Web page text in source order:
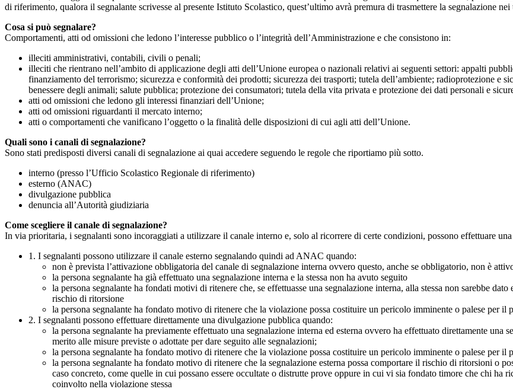
di riferimento, qualora il segnalante scrivesse al presente Istituto Scolastico, quest’ultimo avrà premura di trasmettere la segnalazione
Cosa si può segnalare?
Comportamenti, atti od omissioni che ledono l’interesse pubblico o l’integrità dell’Amministrazione e che consistono in:
illeciti amministrativi, contabili, civili o penali;
illeciti che rientrano nell’ambito di applicazione degli atti dell’Unione europea o nazionali relativi ai seguenti settori: appalti
finanziamento del terrorismo; sicurezza e conformità dei prodotti; sicurezza dei trasporti; tutela dell’ambiente; radioprotezione e
benessere degli animali; salute pubblica; protezione dei consumatori; tutela della vita privata e protezione dei dati personali e
atti od omissioni che ledono gli interessi finanziari dell’Unione;
atti od omissioni riguardanti il mercato interno;
atti o comportamenti che vanificano l’oggetto o la finalità delle disposizioni di cui agli atti dell’Unione.
Quali sono i canali di segnalazione?
Sono stati predisposti diversi canali di segnalazione ai quai accedere seguendo le regole che riportiamo più sotto.
interno (presso l’Ufficio Scolastico Regionale di riferimento)
esterno (ANAC)
divulgazione pubblica
denuncia all’Autorità giudiziaria
Come scegliere il canale di segnalazione?
In via prioritaria, i segnalanti sono incoraggiati a utilizzare il canale interno e, solo al ricorrere di certe condizioni, possono effettuare
1. I segnalanti possono utilizzare il canale esterno segnalando quindi ad ANAC quando:
non è prevista l’attivazione obbligatoria del canale di segnalazione interna ovvero questo, anche se obbligatorio, non è
la persona segnalante ha già effettuato una segnalazione interna e la stessa non ha avuto seguito
la persona segnalante ha fondati motivi di ritenere che, se effettuasse una segnalazione interna, alla stessa non sarebbe
rischio di ritorsione
la persona segnalante ha fondato motivo di ritenere che la violazione possa costituire un pericolo imminente o palese per il
2. I segnalanti possono effettuare direttamente una divulgazione pubblica quando:
la persona segnalante ha previamente effettuato una segnalazione interna ed esterna ovvero ha effettuato direttamente
merito alle misure previste o adottate per dare seguito alle segnalazioni;
la persona segnalante ha fondato motivo di ritenere che la violazione possa costituire un pericolo imminente o palese per il
la persona segnalante ha fondato motivo di ritenere che la segnalazione esterna possa comportare il rischio di ritorsioni o
caso concreto, come quelle in cui possano essere occultate o distrutte prove oppure in cui vi sia fondato timore che chi ha
coinvolto nella violazione stessa